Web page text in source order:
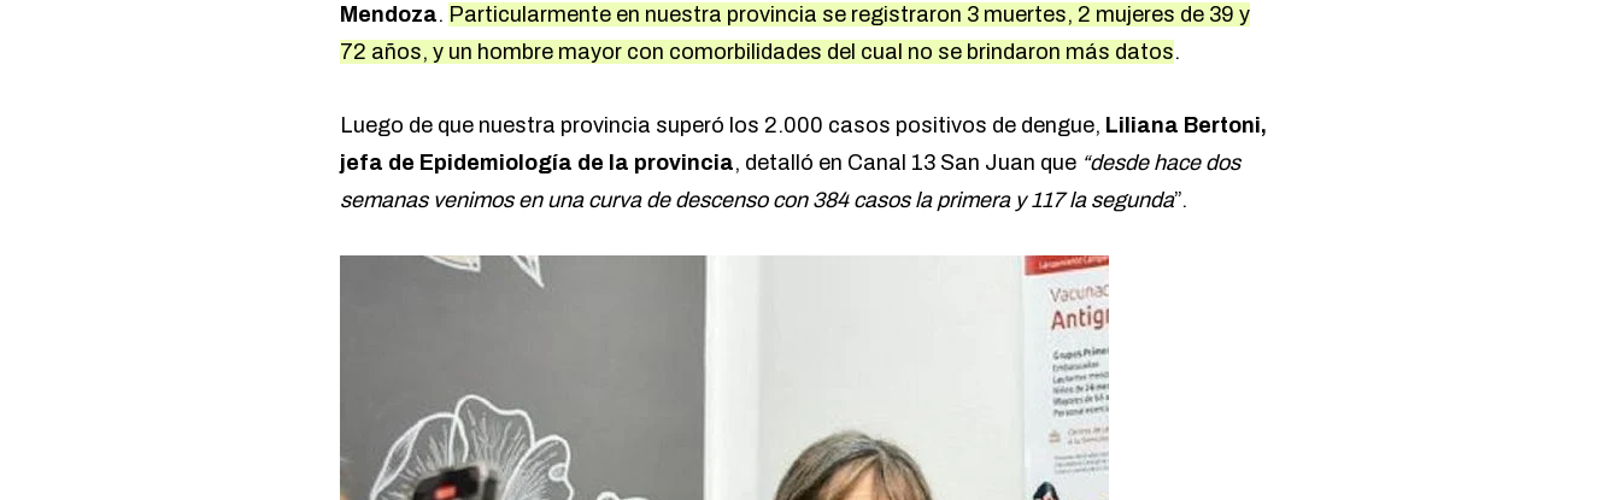
Mendoza. Particularmente en nuestra provincia se registraron 3 muertes, 2 mujeres de 39 y
72 años, y un hombre mayor con comorbilidades del cual no se brindaron más datos.
Luego de que nuestra provincia superó los 2.000 casos positivos de dengue, Liliana Bertoni,
jefa de Epidemiología de la provincia, detalló en Canal 13 San Juan que “desde hace dos
semanas venimos en una curva de descenso con 384 casos la primera y 117 la segunda”.